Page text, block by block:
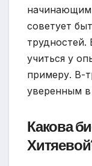
советует
учиться у
примеру. В-
уверенным в
Какова